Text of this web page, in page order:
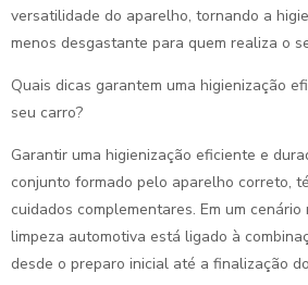
versatilidade do aparelho, tornando a
menos desgastante para quem realiza o
Quais dicas garantem uma higienização
seu carro?
Garantir uma higienização eficiente e
conjunto formado pelo aparelho correto,
cuidados complementares. Em um
limpeza automotiva está ligado à
desde o preparo inicial até a finalização